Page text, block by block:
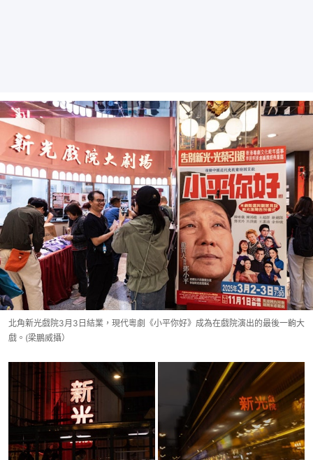
北角新光戲院3月3日結業，現代粵劇《小平你好》成為在戲院演出的最後一齣大
戲。(梁鵬威攝）